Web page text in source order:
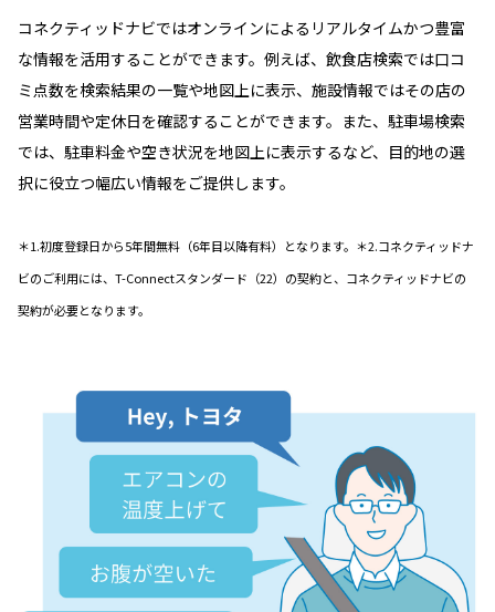
コネクティッドナビではオンラインによるリアルタイムかつ豊富
な情報を活用することができます。例えば、飲食店検索では口コ
ミ点数を検索結果の一覧や地図上に表示、施設情報ではその店の
営業時間や定休日を確認することができます。また、駐車場検索
では、駐車料金や空き状況を地図上に表示するなど、目的地の選
択に役立つ幅広い情報をご提供します。
＊1.初度登録日から5年間無料（6年目以降有料）となります。＊2.コネクティッドナ
ビのご利用には、T-Connectスタンダード（22）の契約と、コネクティッドナビの
契約が必要となります。